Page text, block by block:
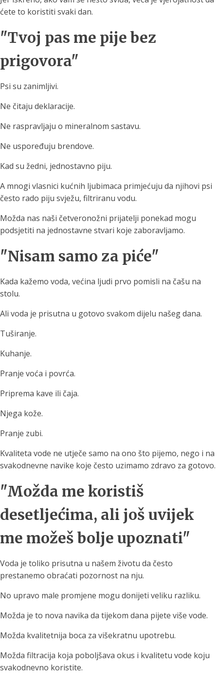
ćete to koristiti svaki dan.
"Tvoj pas me pije bez
prigovora"
Psi su zanimljivi.
Ne čitaju deklaracije.
Ne raspravljaju o mineralnom sastavu.
Ne uspoređuju brendove.
Kad su žedni, jednostavno piju.
A mnogi vlasnici kućnih ljubimaca primjećuju da njihovi psi
često rado piju svježu, filtriranu vodu.
Možda nas naši četveronožni prijatelji ponekad mogu
podsjetiti na jednostavne stvari koje zaboravljamo.
"Nisam samo za piće"
Kada kažemo voda, većina ljudi prvo pomisli na čašu na
stolu.
Ali voda je prisutna u gotovo svakom dijelu našeg dana.
Tuširanje.
Kuhanje.
Pranje voća i povrća.
Priprema kave ili čaja.
Njega kože.
Pranje zubi.
Kvaliteta vode ne utječe samo na ono što pijemo, nego i na
svakodnevne navike koje često uzimamo zdravo za gotovo.
"Možda me koristiš
desetljećima, ali još uvijek
me možeš bolje upoznati"
Voda je toliko prisutna u našem životu da često
prestanemo obraćati pozornost na nju.
No upravo male promjene mogu donijeti veliku razliku.
Možda je to nova navika da tijekom dana pijete više vode.
Možda kvalitetnija boca za višekratnu upotrebu.
Možda filtracija koja poboljšava okus i kvalitetu vode koju
svakodnevno koristite.